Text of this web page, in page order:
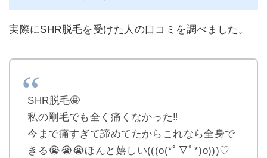
実際にSHR脱毛を受けた人の口コミを調べました。
SHR脱毛🤩
私の剛毛でも全く痛くなかった‼︎
今まで痛すぎて諦めてたからこれなら全身で
きる😭😭😭ほんと嬉しい(((o(*ﾟ▽ﾟ*)o)))♡